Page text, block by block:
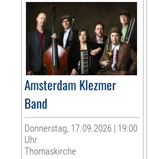
Amsterdam Klezmer
Band
Donnerstag, 17.09.2026 | 19:00
Uhr
Thomaskirche